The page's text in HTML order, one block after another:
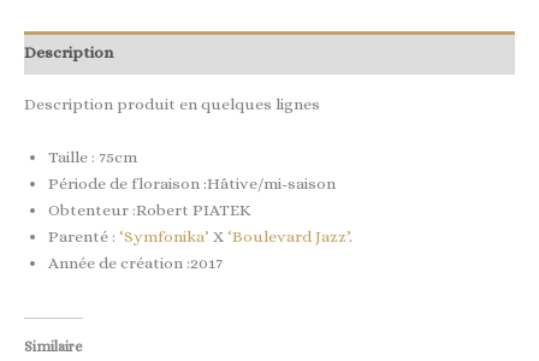
Description
Description produit en quelques lignes
Taille : 75cm
Période de floraison :Hâtive/mi-saison
Obtenteur :Robert PIATEK
Parenté : ‘Symfonika’ X ‘Boulevard Jazz’.
Année de création :2017
Similaire